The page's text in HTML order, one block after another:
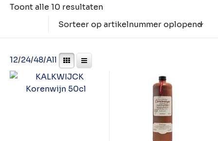
Toont alle 10 resultaten
Sorteer op artikelnummer oplopend
12/24/48/All